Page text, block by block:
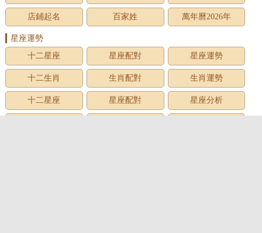
店鋪起名 百家姓 萬年曆2026年
星座運勢
十二星座
星座配對 星座運勢
十二生肖 生肖配對 生肖運勢
十二星座 星座配對 星座分析